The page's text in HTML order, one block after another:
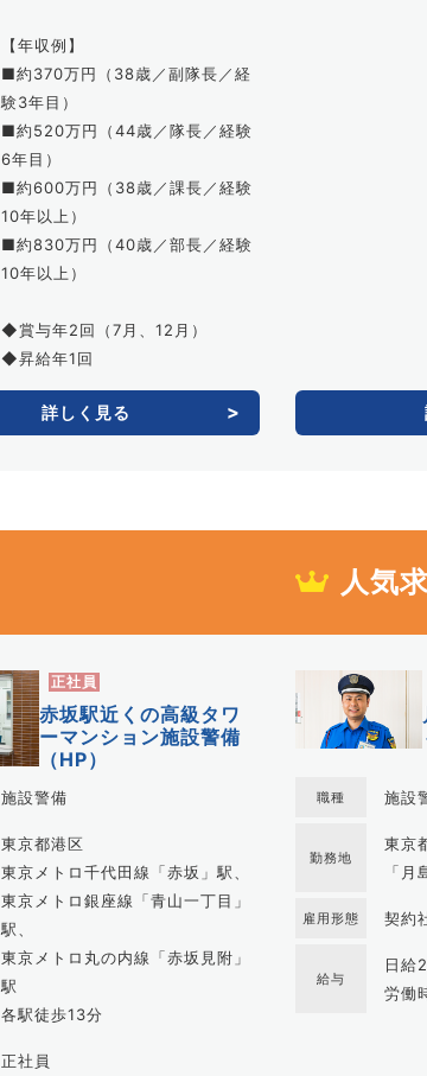
【年収例】
■約370万円（38歳／副隊長／経
験3年目）
■約520万円（44歳／隊長／経験
6年目）
■約600万円（38歳／課長／経験
10年以上）
■約830万円（40歳／部長／経験
10年以上）
◆賞与年2回（7月、12月）
◆昇給年1回
詳しく見る
人気
正社員
赤坂駅近くの高級タワ
ーマンション施設警備
（HP）
施設警備
東京都港区
東京メトロ千代田線「赤坂」駅、
東京メトロ銀座線「青山一丁目」
駅、
東京メトロ丸の内線「赤坂見附」
駅
各駅徒歩13分
正社員
職種 施設
勤務地
東京
「
雇用形態 契約
給与
日給
労働